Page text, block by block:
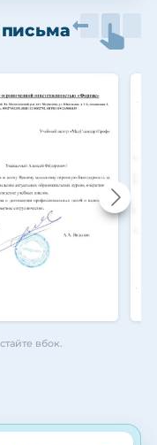
вбок.